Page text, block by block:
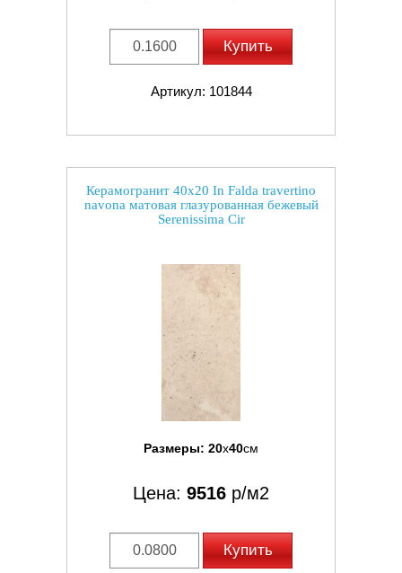
Купить
Артикул: 101844
Керамогранит 40x20 In Falda travertino
navona матовая глазурованная бежевый
Serenissima Cir
Размеры: 20x40см
Цена: 9516 р/м2
Купить